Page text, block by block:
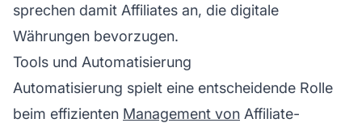
sprechen damit Affiliates an, die digitale
Währungen bevorzugen.
Tools und Automatisierung
Automatisierung spielt eine entscheidende Rolle
beim effizienten Management von Affiliate-